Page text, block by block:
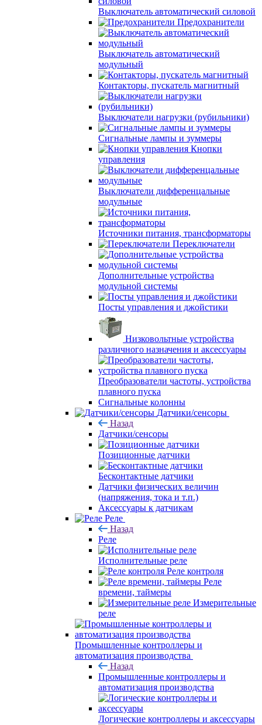
Выключатель автоматический силовой
Предохранители
Выключатель автоматический
модульный
Контакторы, пускатель магнитный
Выключатели нагрузки (рубильники)
Сигнальные лампы и зуммеры
Кнопки
управления
Выключатели дифференцальные
модульные
Источники питания, трансформаторы
Переключатели
Дополнительные устройства
модульной системы
Посты управления и джойстики
Низковольтные устройства
различного назначения и аксессуары
Преобразователи частоты, устройства
плавного пуска
Сигнальные колонны
Датчики/сенсоры
Назад
Датчики/сенсоры
Позиционные датчики
Бесконтактные датчики
Датчики физических величин
(напряжения, тока и т.п.)
Аксессуары к датчикам
Реле
Назад
Реле
Исполнительные реле
Реле контроля
Реле
времени, таймеры
Измерительные
реле
Промышленные контроллеры и
автоматизация производства
Назад
Промышленные контроллеры и
автоматизация производства
Логические контроллеры и аксессуары